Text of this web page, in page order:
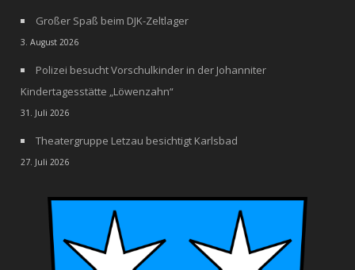
Großer Spaß beim DJK-Zeltlager
3. August 2026
Polizei besucht Vorschulkinder in der Johanniter
Kindertagesstätte „Löwenzahn“
31. Juli 2026
Theatergruppe Letzau besichtigt Karlsbad
27. Juli 2026